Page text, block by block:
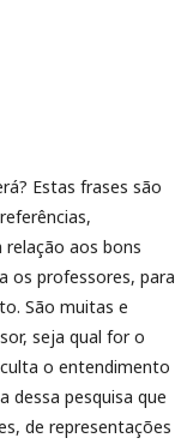
Estas frases são
aos bons
os professores, para
São muitas e
seja qual for o
o entendimento
dessa pesquisa que
de representações